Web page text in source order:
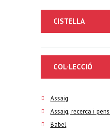
CISTELLA
COL·LECCIÓ
Assaig
Assaig, recerca i
Babel